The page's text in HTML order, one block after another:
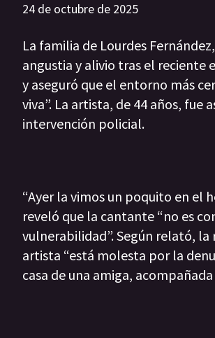
24 de octubre de 2025
La familia de Lourdes
angustia y alivio tras el reciente
y aseguró que el entorno más
viva”. La artista, de 44 años,
intervención policial.
“Ayer la vimos un poquito en el
reveló que la cantante “no es
vulnerabilidad”. Según relató,
artista “está molesta por la
casa de una amiga,